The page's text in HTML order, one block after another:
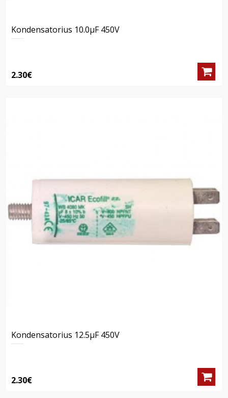
Kondensatorius 10.0μF 450V
2.30€
Kondensatorius 12.5μF 450V
2.30€